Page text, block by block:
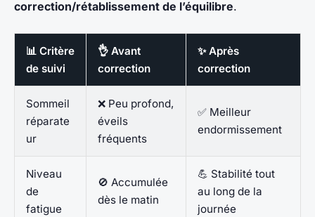
correction/rétablissement de l’équilibre.
📊 Critère
de suivi
👌 Avant
correction
✨ Après
correction
Sommeil
réparate
ur
❌ Peu profond,
éveils
fréquents
✅ Meilleur
endormissement
Niveau
de
fatigue
🚫 Accumulée
dès le matin
💪 Stabilité tout
au long de la
journée